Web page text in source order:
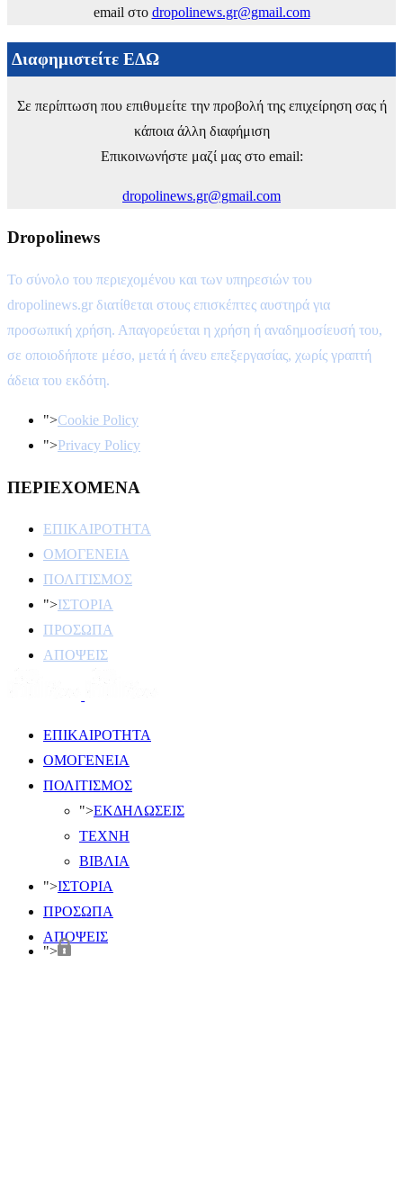
email στο dropolinews.gr@gmail.com
Διαφημιστείτε ΕΔΩ
Σε περίπτωση που επιθυμείτε την προβολή της επιχείρηση σας ή
κάποια άλλη διαφήμιση
Επικοινωνήστε μαζί μας στο email:
dropolinews.gr@gmail.com
Dropolinews
Το σύνολο του περιεχομένου και των υπηρεσιών του
dropolinews.gr διατίθεται στους επισκέπτες αυστηρά για
προσωπική χρήση. Απαγορεύεται η χρήση ή αναδημοσίευσή του,
σε οποιοδήποτε μέσο, μετά ή άνευ επεξεργασίας, χωρίς γραπτή
άδεια του εκδότη.
">Cookie Policy
">Privacy Policy
ΠΕΡΙΕΧΟΜΕΝΑ
ΕΠΙΚΑΙΡΟΤΗΤΑ
ΟΜΟΓΕΝΕΙΑ
ΠΟΛΙΤΙΣΜΟΣ
">ΙΣΤΟΡΙΑ
ΠΡΟΣΩΠΑ
ΑΠΟΨΕΙΣ
ΕΠΙΚΑΙΡΟΤΗΤΑ
ΟΜΟΓΕΝΕΙΑ
ΠΟΛΙΤΙΣΜΟΣ
">ΕΚΔΗΛΩΣΕΙΣ
ΤΕΧΝΗ
ΒΙΒΛΙΑ
">ΙΣΤΟΡΙΑ
ΠΡΟΣΩΠΑ
ΑΠΟΨΕΙΣ
">